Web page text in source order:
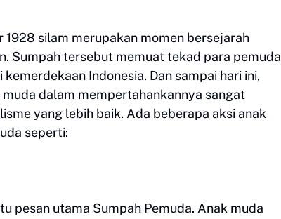
silam merupakan momen bersejarah
Sumpah tersebut memuat tekad para pemuda
Indonesia. Dan sampai hari ini,
dalam mempertahankannya sangat
yang lebih baik. Ada beberapa aksi anak
seperti:
pesan utama Sumpah Pemuda. Anak muda